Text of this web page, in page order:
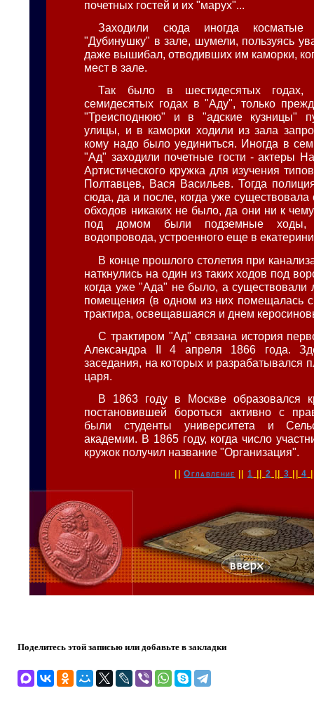
почетных гостей и их "марух"...
Заходили сюда иногда косматые
"Дубинушку" в зале, шумели, пользуясь
даже вышибал, отводивших им каморки,
мест в зале.
Так было в шестидесятых
семидесятых годах в "Аду", только
"Треисподнюю" и в "адские кузницы"
улицы, и в каморки ходили из зала
кому надо было уединиться. Иногда в
"Ад" заходили почетные гости - актеры
Артистического кружка для изучения
Полтавцев, Вася Васильев. Тогда
сюда, да и после, когда уже
обходов никаких не было, да они ни к
под домом были подземные ходы,
водопровода, устроенного еще в
В конце прошлого столетия при
наткнулись на один из таких ходов под
когда уже "Ада" не было, а
помещения (в одном из них помещалась
трактира, освещавшаяся и днем
С трактиром "Ад" связана история
Александра II 4 апреля 1866 года.
заседания, на которых и разрабатывался
царя.
В 1863 году в Москве образовался
постановившей бороться активно с
были студенты университета и
академии. В 1865 году, когда число
кружок получил название "Организация".
||Оглавление ||1 || 2 || 3 ||4
Поделитесь этой записью или добавьте в закладки